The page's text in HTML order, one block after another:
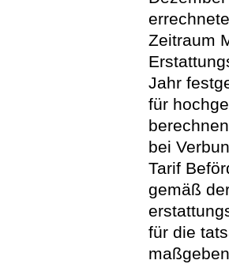
Zeitraum
Jahr
für
bei
Tarif
gemäß
für die